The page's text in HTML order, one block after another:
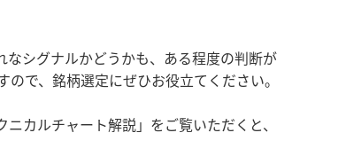
シグナルかどうかも、ある程度の判断が
で、銘柄選定にぜひお役立てください。
カルチャート解説」をご覧いただくと、